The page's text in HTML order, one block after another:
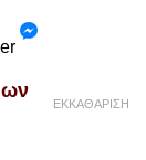
ΕΚΚΑΘΆΡΙΣΗ